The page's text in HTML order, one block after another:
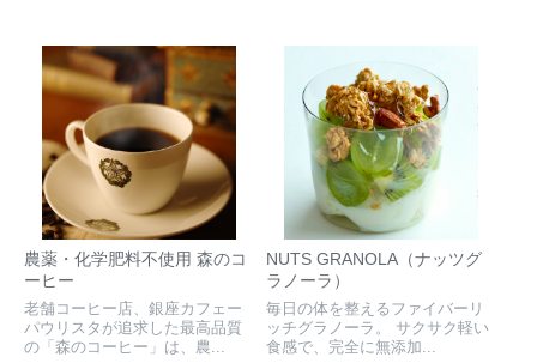
農薬・化学肥料不使用 森のコ
ーヒー
老舗コーヒー店、銀座カフェー
パウリスタが追求した最高品質
の「森のコーヒー」は、農...
NUTS GRANOLA（ナッツグ
ラノーラ）
毎日の体を整えるファイバーリ
ッチグラノーラ。 サクサク軽い
食感で、完全に無添加...